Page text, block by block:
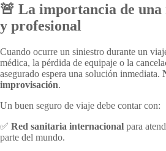
🚨 La importancia de una
y profesional
Cuando ocurre un siniestro durante un
médica, la pérdida de equipaje o la
asegurado espera una solución inmediata.
improvisación.
Un buen seguro de viaje debe contar con:
✅ Red sanitaria internacional para
parte del mundo.